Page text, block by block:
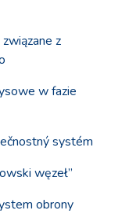
z
w fazie
systém
węzeł”
obrony